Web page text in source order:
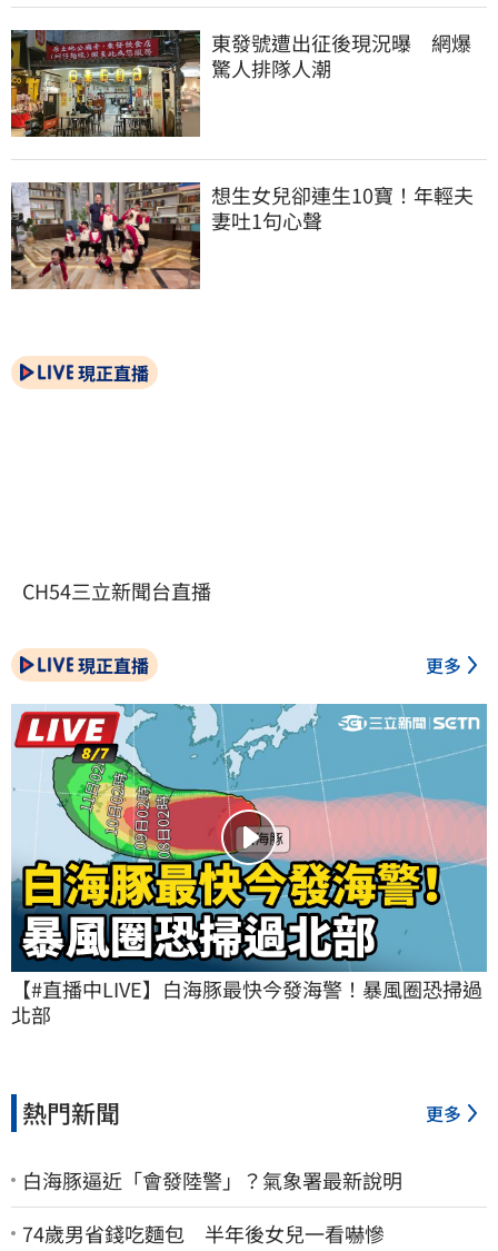
東發號遭出征後現況曝　網爆
驚人排隊人潮
想生女兒卻連生10寶！年輕夫
妻吐1句心聲
現正直播
CH54三立新聞台直播
現正直播 更多
【#直播中LIVE】白海豚最快今發海警！暴風圈恐掃過
北部
熱門新聞 更多
白海豚逼近「會發陸警」？氣象署最新說明
74歲男省錢吃麵包 半年後女兒一看嚇慘